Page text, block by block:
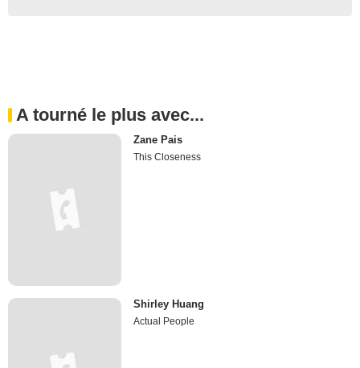
A tourné le plus avec...
Zane Pais
This Closeness
Shirley Huang
Actual People